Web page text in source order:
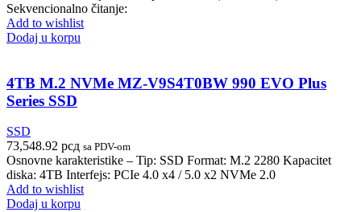
Sekvencionalno čitanje:
Add to wishlist
Dodaj u korpu
4TB M.2 NVMe MZ-V9S4T0BW 990 EVO Plus
Series SSD
SSD
73,548.92 рсд sa PDV-om
Osnovne karakteristike – Tip: SSD Format: M.2 2280 Kapacitet
diska: 4TB Interfejs: PCIe 4.0 x4 / 5.0 x2 NVMe 2.0
Add to wishlist
Dodaj u korpu